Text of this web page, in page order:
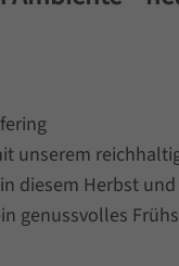
unserem
diesem Herbst
genussvolles